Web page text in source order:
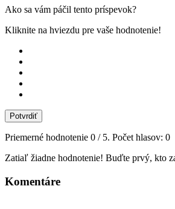
Ako sa vám páčil tento príspevok?
Kliknite na hviezdu pre vaše hodnotenie!
Potvrdiť
Priemerné hodnotenie 0 / 5. Počet hlasov: 0
Zatiaľ žiadne hodnotenie! Buďte prvý, kto
Komentáre